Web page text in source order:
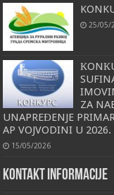
25/05/
ZA
UNAPREĐENJE
AP VOJVODINI U
15/05/2026
KONTAKT INFORMACIJE